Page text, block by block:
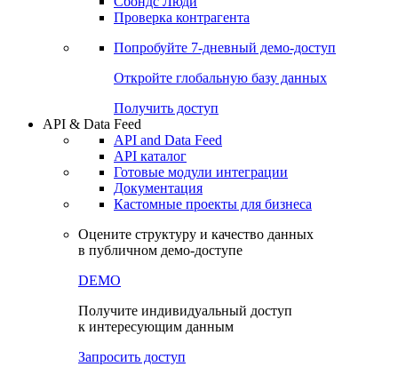
Сохраненные запросы
Чат
Проверка контрагента
Попробуйте7-дневный
Откройте глобальную базу данных
Получить доступ
API & Data Feed
API and Data Feed
Готовые модули интеграции
Документация
в публичном демо-доступе